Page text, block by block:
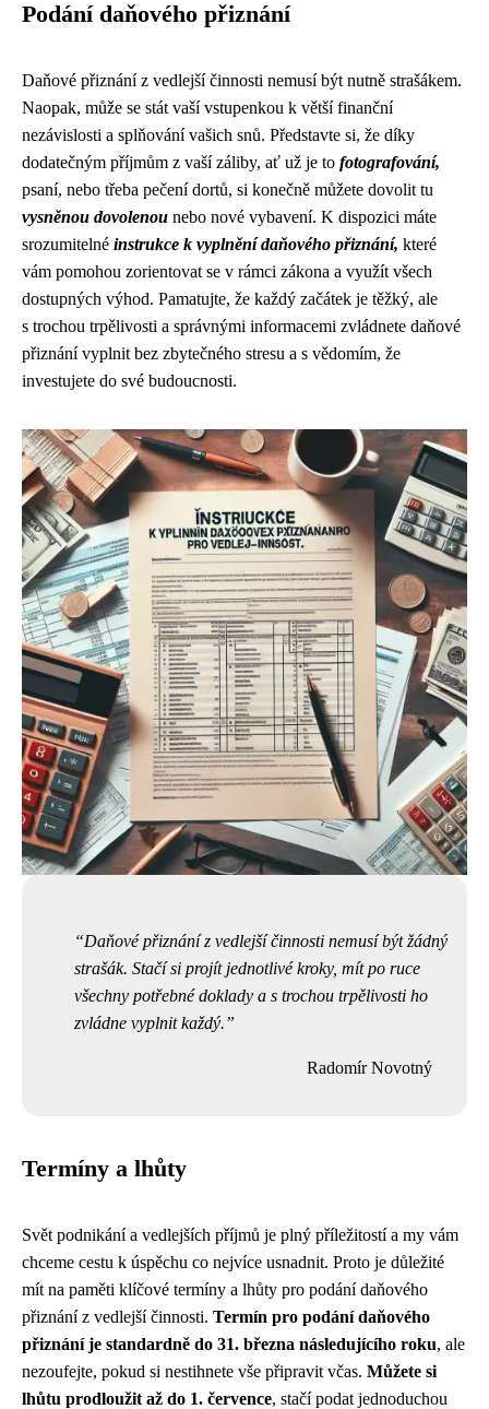
Podání daňového přiznání
Daňové přiznání z vedlejší činnosti nemusí být nutně strašákem.
Naopak, může se stát vaší vstupenkou k větší finanční
nezávislosti a splňování vašich snů. Představte si, že díky
dodatečným příjmům z vaší záliby, ať už je to fotografování,
psaní, nebo třeba pečení dortů, si konečně můžete dovolit tu
vysněnou dovolenou nebo nové vybavení. K dispozici máte
srozumitelné instrukce k vyplnění daňového přiznání, které
vám pomohou zorientovat se v rámci zákona a využít všech
dostupných výhod. Pamatujte, že každý začátek je těžký, ale
s trochou trpělivosti a správnými informacemi zvládnete daňové
přiznání vyplnit bez zbytečného stresu a s vědomím, že
investujete do své budoucnosti.
Daňové přiznání z vedlejší činnosti nemusí být žádný
strašák. Stačí si projít jednotlivé kroky, mít po ruce
všechny potřebné doklady a s trochou trpělivosti ho
zvládne vyplnit každý.
Radomír Novotný
Termíny a lhůty
Svět podnikání a vedlejších příjmů je plný příležitostí a my vám
chceme cestu k úspěchu co nejvíce usnadnit. Proto je důležité
mít na paměti klíčové termíny a lhůty pro podání daňového
přiznání z vedlejší činnosti. Termín pro podání daňového
přiznání je standardně do 31. března následujícího roku, ale
nezoufejte, pokud si nestihnete vše připravit včas. Můžete si
lhůtu prodloužit až do 1. července, stačí podat jednoduchou